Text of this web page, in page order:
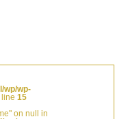
wp/wp-
15
on null in